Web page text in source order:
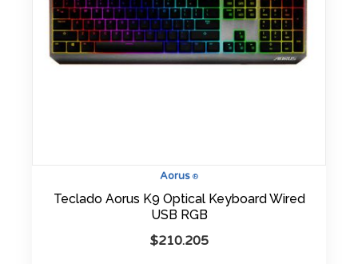
Aorus ®
Teclado Aorus K9 Optical Keyboard Wired
USB RGB
$210.205